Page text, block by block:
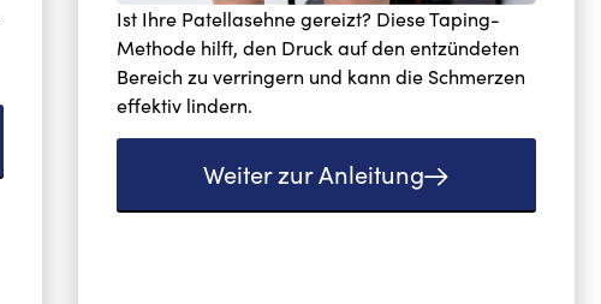
Ist Ihre Patellasehne gereizt? Diese Taping-
Methode hilft, den Druck auf den entzündeten
Bereich zu verringern und kann die Schmerzen
effektiv lindern.
Weiter zur Anleitung